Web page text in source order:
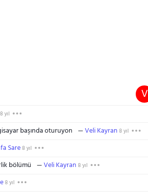
V
8 yıl
başında oturuyon Veli Kayran 8 yıl
Sare8 yıl
bölümü Veli Kayran 8 yıl
8 yıl